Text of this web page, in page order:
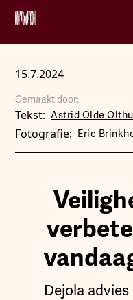
15.7.2024
Gemaakt door:
Tekst: Astrid Olde
Fotografie: Eric
Dejola